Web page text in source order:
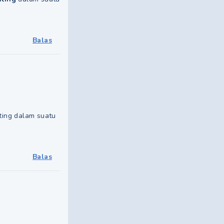
Balas
dalam suatu
Balas